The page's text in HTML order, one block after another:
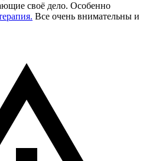
своё дело. Особенно
Все очень внимательны и